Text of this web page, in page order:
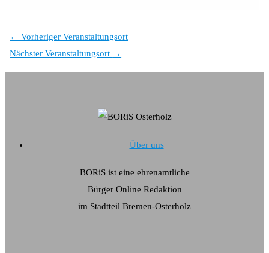
← Vorheriger Veranstaltungsort
Nächster Veranstaltungsort →
Über uns
BORiS ist eine ehrenamtliche
Bürger Online Redaktion
im Stadtteil Bremen-Osterholz